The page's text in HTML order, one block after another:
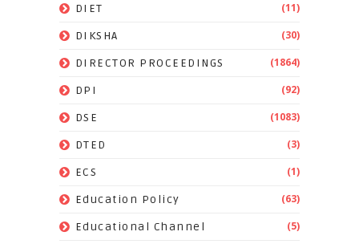
DIET (11)
DIKSHA (30)
DIRECTOR PROCEEDINGS (1864)
DPI (92)
DSE (1083)
DTED (3)
ECS (1)
Education Policy (63)
Educational Channel (5)